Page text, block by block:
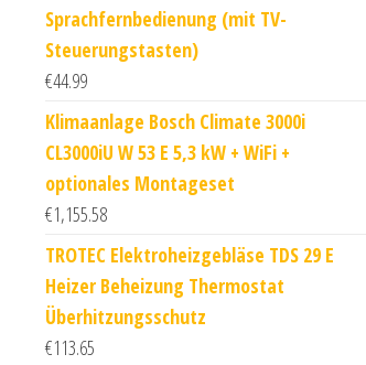
Sprachfernbedienung (mit TV-
Steuerungstasten)
€44.99
Klimaanlage Bosch Climate 3000i
CL3000iU W 53 E 5,3 kW + WiFi +
optionales Montageset
€1,155.58
TROTEC Elektroheizgebläse TDS 29 E
Heizer Beheizung Thermostat
Überhitzungsschutz
€113.65